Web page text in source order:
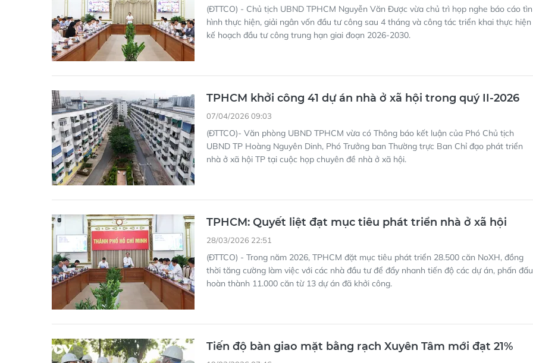
(ĐTTCO) - Chủ tịch UBND TPHCM Nguyễn Văn Được vừa chủ trì họp nghe báo cáo
hình thực hiện, giải ngân vốn đầu tư công sau 4 tháng và công tác triển khai thực hiện
kế hoạch đầu tư công trung hạn giai đoạn 2026-2030.
TPHCM khởi công 41 dự án nhà ở xã hội trong quý II-2026
07/04/2026 09:03
(ĐTTCO)- Văn phòng UBND TPHCM vừa có Thông báo kết luận của Phó Chủ tịch
UBND TP Hoàng Nguyên Dinh, Phó Trưởng ban Thường trực Ban Chỉ đạo phát triển
nhà ở xã hội TP tại cuộc họp chuyên đề nhà ở xã hội.
TPHCM: Quyết liệt đạt mục tiêu phát triển nhà ở xã hội
28/03/2026 22:51
(ĐTTCO) - Trong năm 2026, TPHCM đặt mục tiêu phát triển 28.500 căn NoXH, đồng
thời tăng cường làm việc với các nhà đầu tư để đẩy nhanh tiến độ các dự án, phấn đấu
hoàn thành 11.000 căn từ 13 dự án đã khởi công.
Tiến độ bàn giao mặt bằng rạch Xuyên Tâm mới đạt 21%